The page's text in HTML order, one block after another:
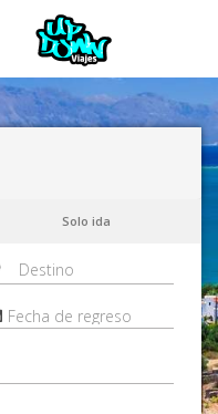
Solo ida
Fecha de regreso